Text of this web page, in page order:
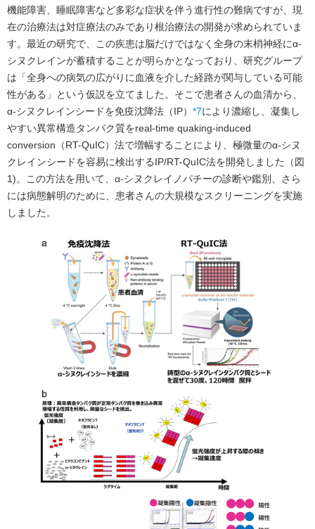
機能障害、睡眠障害など多彩な症状を伴う進行性の難病ですが、現
在の治療法は対症療法のみであり根治療法の開発が求められていま
す。最近の研究で、この疾患は脳だけではなく全身の末梢神経にα-
シヌクレインが蓄積することが明らかとなっており、研究グループ
は「全身への病気の広がりに血液を介した経路が関与している可能
性がある」という仮説を立てました。そこで患者さんの血清から、
α-シヌクレインシードを免疫沈降法（IP） *7により濃縮し、凝集し
やすい異常構造タンパク質をreal-time quaking-induced
conversion（RT-QuIC）法で増幅することにより、極微量のα-シヌ
クレインシードを容易に検出するIP/RT-QuIC法を開発しました（図
1)。この方法を用いて、α-シヌクレイノパチーの診断や鑑別、さら
には病態解明のために、患者さんの大規模なスクリーニングを実施
しました。